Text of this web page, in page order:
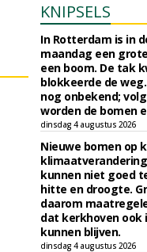
KNIPSELS
In Rotterdam is in
maandag een
een boom. De tak
blokkeerde de
nog onbekend;
worden de bomen
dinsdag 4 augustus 2026
Nieuwe bomen op
kunnen niet goed
hitte en droogte.
daarom
dat kerkhoven
kunnen blijven.
dinsdag 4 augustus 2026